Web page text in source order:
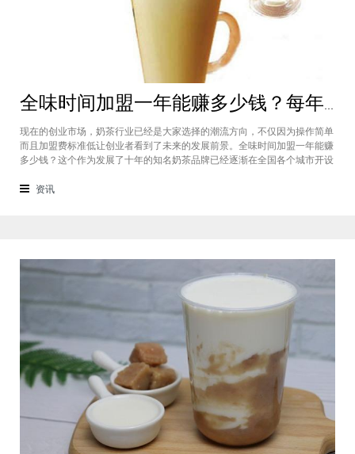
全味时间加盟一年能赚多少钱？每年利润20万庞大盈利机会等着你
现在的创业市场，奶茶行业已经是大家选择的潮流方向，不仅因为操作简单
而且加盟费标准低让创业者看到了未来的发展前景。全味时间加盟一年能赚
多少钱？这个作为发展了十年的知名奶茶品牌已经逐渐在全国各个城市开设
盟基本上每年的纯利润可以达到20万。全味时间加盟一年能赚多少钱？这个
资讯